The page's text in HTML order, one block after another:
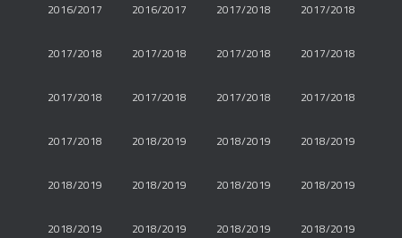
2016/2017 2016/2017 2017/2018 2017/2018
2017/2018 2017/2018 2017/2018 2017/2018
2017/2018 2017/2018 2017/2018 2017/2018
2017/2018 2018/2019 2018/2019 2018/2019
2018/2019 2018/2019 2018/2019 2018/2019
2018/2019 2018/2019 2018/2019 2018/2019